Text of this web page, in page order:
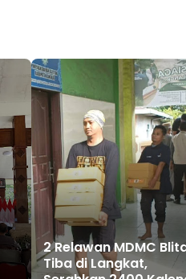
2 Relawan MDMC
Tiba di Langkat,